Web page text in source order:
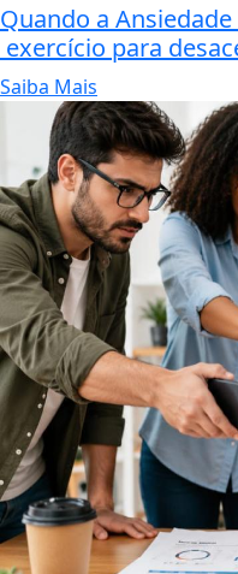
Quando a
exercício para
Saiba Mais